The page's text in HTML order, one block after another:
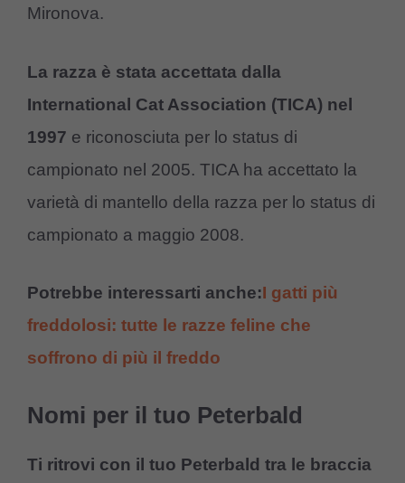
Mironova.
La razza è stata accettata dalla
International Cat Association (TICA) nel
1997 e riconosciuta per lo status di
campionato nel 2005. TICA ha accettato la
varietà di mantello della razza per lo status di
campionato a maggio 2008.
Potrebbe interessarti anche:I gatti più
freddolosi: tutte le razze feline che
soffrono di più il freddo
Nomi per il tuo Peterbald
Ti ritrovi con il tuo Peterbald tra le braccia